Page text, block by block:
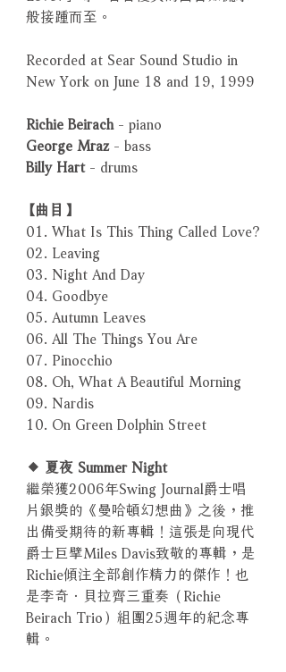
般接踵而至。
Recorded at Sear Sound Studio in
New York on June 18 and 19, 1999
Richie Beirach- piano
George Mraz- bass
Billy Hart- drums
【曲目】
01. What Is This Thing Called Love?
02. Leaving
03. Night And Day
04. Goodbye
05. Autumn Leaves
06. All The Things You Are
07. Pinocchio
08. Oh, What A Beautiful Morning
09. Nardis
10. On Green Dolphin Street
◆ 夏夜 Summer Night
繼榮獲2006年Swing Journal爵士唱
片銀獎的《曼哈頓幻想曲》之後，推
出備受期待的新專輯！這張是向現代
爵士巨擘Miles Davis致敬的專輯，是
Richie傾注全部創作精力的傑作！也
是李奇．貝拉齊三重奏（Richie
Beirach Trio）組團25週年的紀念專
輯。